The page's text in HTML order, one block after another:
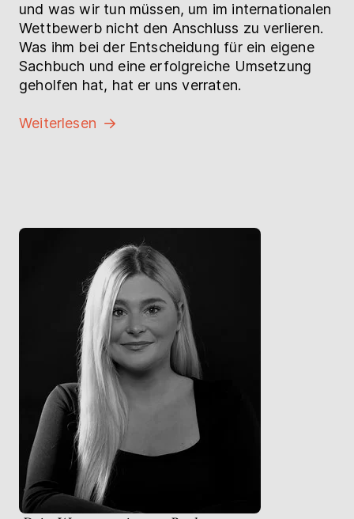
und was wir tun müssen, um im internationalen
Wettbewerb nicht den Anschluss zu verlieren.
Was ihm bei der Entscheidung für ein eigene
Sachbuch und eine erfolgreiche Umsetzung
geholfen hat, hat er uns verraten.
Weiterlesen